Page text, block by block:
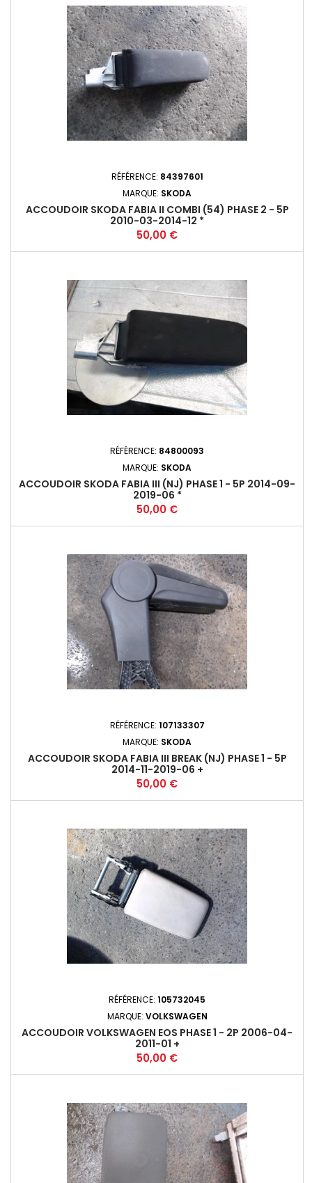
RÉFÉRENCE: 84397601
MARQUE: SKODA
ACCOUDOIR SKODA FABIA II COMBI (54) PHASE 2 - 5P
2010-03-2014-12 *
Prix
50,00 €
RÉFÉRENCE: 84800093
MARQUE: SKODA
ACCOUDOIR SKODA FABIA III (NJ) PHASE 1 - 5P 2014-09-
2019-06 *
Prix
50,00 €
RÉFÉRENCE: 107133307
MARQUE: SKODA
ACCOUDOIR SKODA FABIA III BREAK (NJ) PHASE 1 - 5P
2014-11-2019-06 +
Prix
50,00 €
RÉFÉRENCE: 105732045
MARQUE: VOLKSWAGEN
ACCOUDOIR VOLKSWAGEN EOS PHASE 1 - 2P 2006-04-
2011-01 +
Prix
50,00 €